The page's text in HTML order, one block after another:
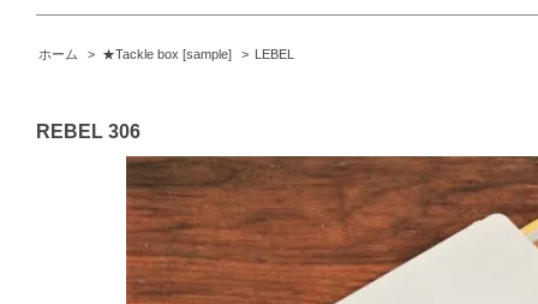
ホーム > ★Tackle box [sample] > LEBEL
REBEL 306